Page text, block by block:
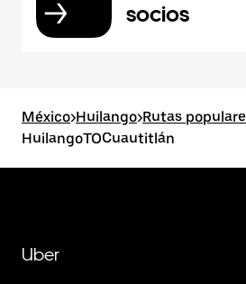
socios
México>Huilango>Rutas
HuilangoTOCuautitlán
Uber